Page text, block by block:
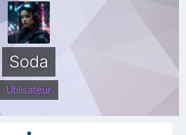
Soda
Utilisateur